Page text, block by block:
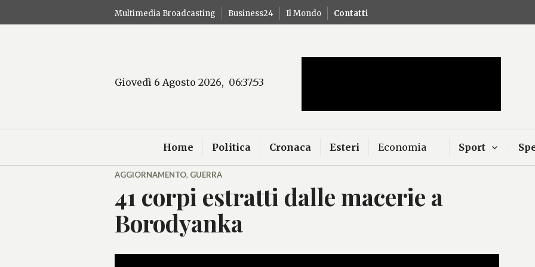
al
Multimedia Broadcasting Business24 Il Mondo Contatti
Giovedì 6 Agosto 2026, 06:37:53
news
Home Politica Cronaca Esteri Economia Sport
AGGIORNAMENTO, GUERRA
41 corpi estratti dalle macerie a
Borodyanka